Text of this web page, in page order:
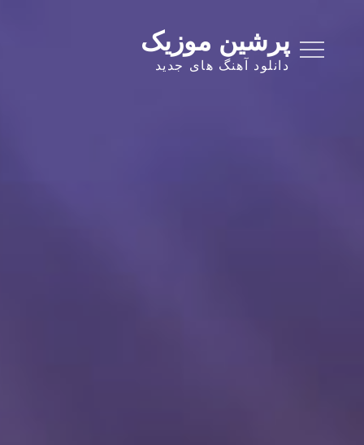
content
پرشین موزیک
دانلود آهنگ های جدید